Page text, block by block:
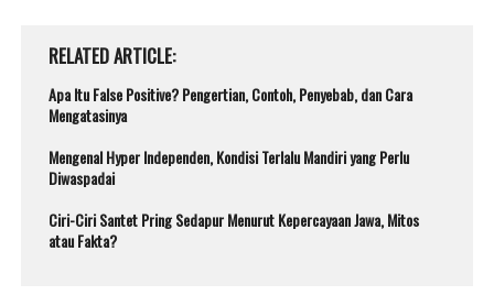
RELATED ARTICLE
Apa Itu False Positive? Pengertian, Contoh, Penyebab, dan Cara
Mengatasinya
Mengenal Hyper Independen, Kondisi Terlalu Mandiri yang Perlu
Diwaspadai
Ciri-Ciri Santet Pring Sedapur Menurut Kepercayaan Jawa, Mitos
atau Fakta?